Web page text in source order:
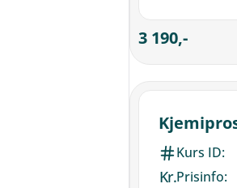
3 190,-
Kurs ID:
Kr.Prisinfo: